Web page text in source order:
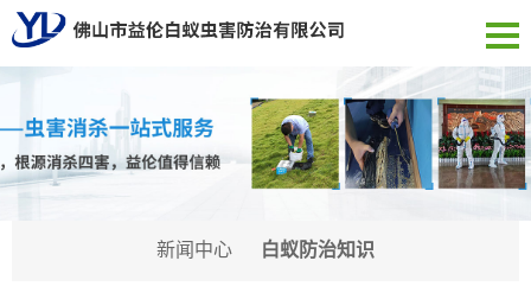
新闻中心 白蚁防治知识